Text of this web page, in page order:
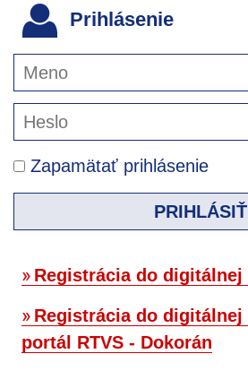
Prihlásenie
Zapamätať prihlásenie
PRIHLÁSIŤ
Registrácia do digitálnej
Registrácia do digitálnej
portál RTVS - Dokorán